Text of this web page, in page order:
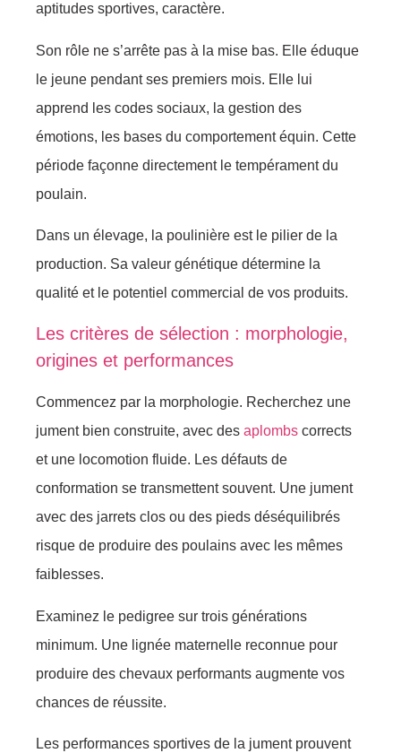
aptitudes sportives, caractère.
Son rôle ne s’arrête pas à la mise bas. Elle éduque
le jeune pendant ses premiers mois. Elle lui
apprend les codes sociaux, la gestion des
émotions, les bases du comportement équin. Cette
période façonne directement le tempérament du
poulain.
Dans un élevage, la poulinière est le pilier de la
production. Sa valeur génétique détermine la
qualité et le potentiel commercial de vos produits.
Les critères de sélection : morphologie,
origines et performances
Commencez par la morphologie. Recherchez une
jument bien construite, avec des aplombs corrects
et une locomotion fluide. Les défauts de
conformation se transmettent souvent. Une jument
avec des jarrets clos ou des pieds déséquilibrés
risque de produire des poulains avec les mêmes
faiblesses.
Examinez le pedigree sur trois générations
minimum. Une lignée maternelle reconnue pour
produire des chevaux performants augmente vos
chances de réussite.
Les performances sportives de la jument prouvent